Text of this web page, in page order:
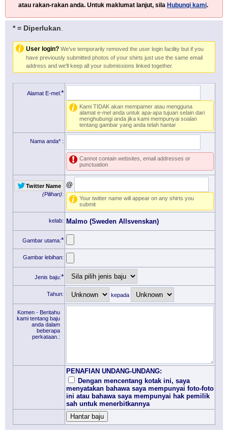
atau rakan-rakan anda. Untuk maklumat lanjut, sila Hubungi kami.
* = Diperlukan
User login? We've temporarily removed the user login facility but if you
have previously submitted photos of your shirts just use the same email
address and we'll keep all your submissions linked together.
Alamat E-mel:*
Kami TIDAK akan mempamer atau mengguna
alamat e-mel anda untuk apa-apa tujuan selain dari
menghubungi anda jika kami mempunyai soalan
tentang gambar yang anda telah hantar
Nama anda* :
Cannot contain websites, email addresses or
punctuation
Twitter Name
(Pilihan):
@
Your twitter name will appear on any shirts you
submit
kelab: Malmo (Sweden Allsvenskan)
Gambar utama:*
Gambar lebihan:
Jenis baju:*
Tahun: kepada
Komen - Beritahu
kami tentang baju
anda dalam
beberapa
perkataan.:
PENAFIAN UNDANG-UNDANG:
Dengan mencentang kotak ini, saya
menyatakan bahawa saya mempunyai foto-foto
ini atau bahawa saya mempunyai hak pemilik
sah untuk menerbitkannya